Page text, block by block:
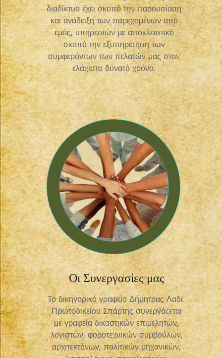
διαδίκτυο έχει σκοπό την παρουσίαση
και ανάδειξη των παρεχομένων από
εμάς, υπηρεσιών με αποκλειστικό
σκοπό την εξυπηρέτηση των
συμφερόντων των πελατών μας στον
ελάχιστο δυνατό χρόνο.
Οι Συνεργασίες μας
Το δικηγορικό γραφείο Δήμητρας Λαδά
Πρωτοδικείου Σπάρτης συνεργάζεται
με γραφεία δικαστικών επιμελητών,
λογιστών, φοροτεχνικών συμβούλων,
αρχιτεκτόνων, πολιτικών μηχανικών,